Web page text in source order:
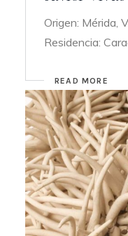
Origen: Mérida,
Residencia:
READ MORE